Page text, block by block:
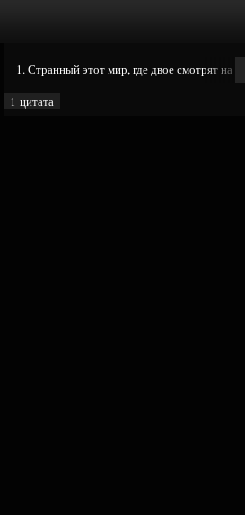
1. Странный этот мир, где двое смотрят на
1 цитата